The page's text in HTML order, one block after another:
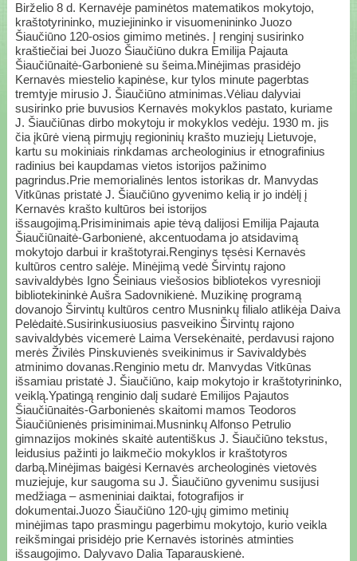
Birželio 8 d. Kernavėje paminėtos matematikos mokytojo,
kraštotyrininko, muziejininko ir visuomenininko Juozo
Šiaučiūno 120-osios gimimo metinės. Į renginį susirinko
kraštiečiai bei Juozo Šiaučiūno dukra Emilija Pajauta
Šiaučiūnaitė-Garbonienė su šeima.Minėjimas prasidėjo
Kernavės miestelio kapinėse, kur tylos minute pagerbtas
tremtyje mirusio J. Šiaučiūno atminimas.Vėliau dalyviai
susirinko prie buvusios Kernavės mokyklos pastato, kuriame
J. Šiaučiūnas dirbo mokytoju ir mokyklos vedėju. 1930 m. jis
čia įkūrė vieną pirmųjų regioninių krašto muziejų Lietuvoje,
kartu su mokiniais rinkdamas archeologinius ir etnografinius
radinius bei kaupdamas vietos istorijos pažinimo
pagrindus.Prie memorialinės lentos istorikas dr. Manvydas
Vitkūnas pristatė J. Šiaučiūno gyvenimo kelią ir jo indėlį į
Kernavės krašto kultūros bei istorijos
išsaugojimą.Prisiminimais apie tėvą dalijosi Emilija Pajauta
Šiaučiūnaitė-Garbonienė, akcentuodama jo atsidavimą
mokytojo darbui ir kraštotyrai.Renginys tęsėsi Kernavės
kultūros centro salėje. Minėjimą vedė Širvintų rajono
savivaldybės Igno Šeiniaus viešosios bibliotekos vyresnioji
bibliotekininkė Aušra Sadovnikienė. Muzikinę programą
dovanojo Širvintų kultūros centro Musninkų filialo atlikėja Daiva
Pelėdaitė.Susirinkusiuosius pasveikino Širvintų rajono
savivaldybės vicemerė Laima Versekėnaitė, perdavusi rajono
merės Živilės Pinskuvienės sveikinimus ir Savivaldybės
atminimo dovanas.Renginio metu dr. Manvydas Vitkūnas
išsamiau pristatė J. Šiaučiūno, kaip mokytojo ir kraštotyrininko,
veiklą.Ypatingą renginio dalį sudarė Emilijos Pajautos
Šiaučiūnaitės-Garbonienės skaitomi mamos Teodoros
Šiaučiūnienės prisiminimai.Musninkų Alfonso Petrulio
gimnazijos mokinės skaitė autentiškus J. Šiaučiūno tekstus,
leidusius pažinti jo laikmečio mokyklos ir kraštotyros
darbą.Minėjimas baigėsi Kernavės archeologinės vietovės
muziejuje, kur saugoma su J. Šiaučiūno gyvenimu susijusi
medžiaga – asmeniniai daiktai, fotografijos ir
dokumentai.Juozo Šiaučiūno 120-ųjų gimimo metinių
minėjimas tapo prasmingu pagerbimu mokytojo, kurio veikla
reikšmingai prisidėjo prie Kernavės istorinės atminties
išsaugojimo. Dalyvavo Dalia Taparauskienė.